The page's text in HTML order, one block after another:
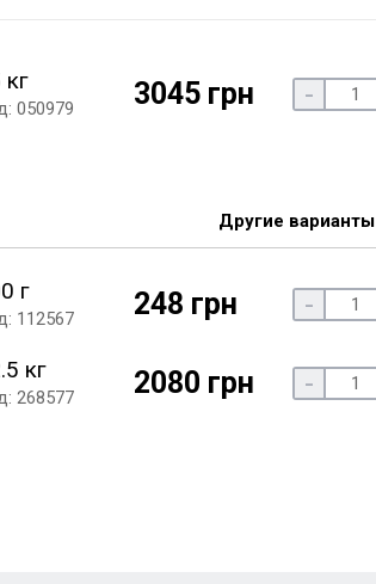
кг
050979 3045 грн -
Другие варианты
г
112567 248 грн -
кг
268577 2080 грн -